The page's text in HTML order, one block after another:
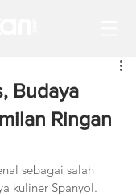
Budaya
Ringan
sebagai salah
kuliner Spanyol.